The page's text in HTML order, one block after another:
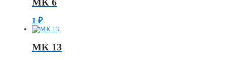
1 ₽
МК 13